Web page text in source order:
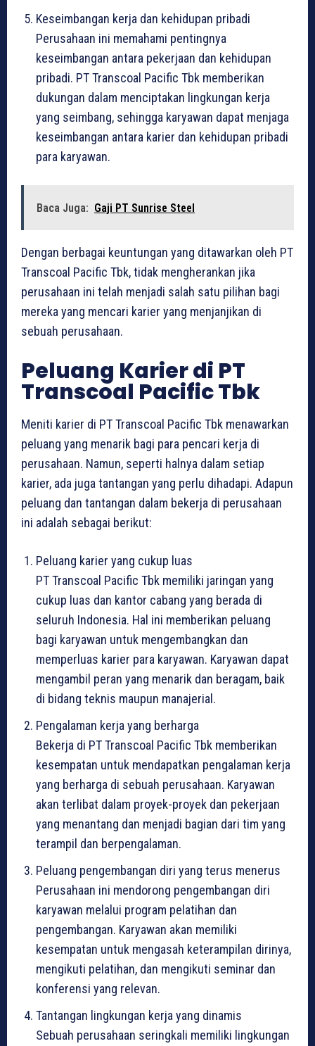
Keseimbangan kerja dan kehidupan pribadi
Perusahaan ini memahami pentingnya
keseimbangan antara pekerjaan dan kehidupan
pribadi. PT Transcoal Pacific Tbk memberikan
dukungan dalam menciptakan lingkungan kerja
yang seimbang, sehingga karyawan dapat menjaga
keseimbangan antara karier dan kehidupan pribadi
para karyawan.
Baca Juga: Gaji PT Sunrise Steel
Dengan berbagai keuntungan yang ditawarkan oleh PT
Transcoal Pacific Tbk, tidak mengherankan jika
perusahaan ini telah menjadi salah satu pilihan bagi
mereka yang mencari karier yang menjanjikan di
sebuah perusahaan.
Peluang Karier di PT
Transcoal Pacific Tbk
Meniti karier di PT Transcoal Pacific Tbk menawarkan
peluang yang menarik bagi para pencari kerja di
perusahaan. Namun, seperti halnya dalam setiap
karier, ada juga tantangan yang perlu dihadapi. Adapun
peluang dan tantangan dalam bekerja di perusahaan
ini adalah sebagai berikut:
Peluang karier yang cukup luas
PT Transcoal Pacific Tbk memiliki jaringan yang
cukup luas dan kantor cabang yang berada di
seluruh Indonesia. Hal ini memberikan peluang
bagi karyawan untuk mengembangkan dan
memperluas karier para karyawan. Karyawan dapat
mengambil peran yang menarik dan beragam, baik
di bidang teknis maupun manajerial.
Pengalaman kerja yang berharga
Bekerja di PT Transcoal Pacific Tbk memberikan
kesempatan untuk mendapatkan pengalaman kerja
yang berharga di sebuah perusahaan. Karyawan
akan terlibat dalam proyek-proyek dan pekerjaan
yang menantang dan menjadi bagian dari tim yang
terampil dan berpengalaman.
Peluang pengembangan diri yang terus menerus
Perusahaan ini mendorong pengembangan diri
karyawan melalui program pelatihan dan
pengembangan. Karyawan akan memiliki
kesempatan untuk mengasah keterampilan dirinya,
mengikuti pelatihan, dan mengikuti seminar dan
konferensi yang relevan.
Tantangan lingkungan kerja yang dinamis
Sebuah perusahaan seringkali memiliki lingkungan